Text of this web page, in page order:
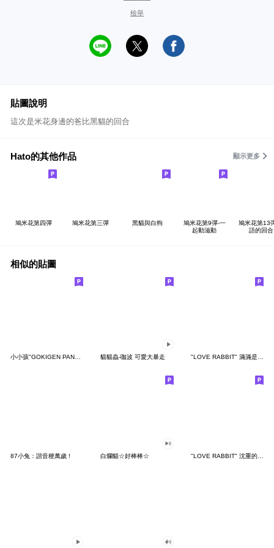
檢舉
貼圖說明
這次是米花身邊的爸比黑貓的回合
Hato的其他作品 顯示更多
鳩米花第四彈 鳩米花第三彈 黑貓與白狗
鳩米花第9彈-一
起動滋動
鳩米花第13
語的回合
相似的貼圖
小小孩"GOKIGEN PANDA" 台灣版 貓貓蟲-咖波 可愛大暴走 "LOVE RABBIT" 滿滿是愛 台灣版
87小兔：諧音梗萬歲 ! 白爛貓☆好棒棒☆ "LOVE RABBIT" 沈重的愛 台灣版